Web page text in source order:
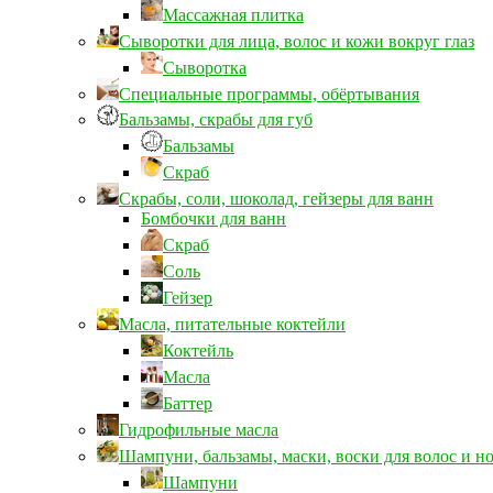
Массажная плитка
Сыворотки для лица, волос и кожи вокруг глаз
Сыворотка
Специальные программы, обёртывания
Бальзамы, скрабы для губ
Бальзамы
Скраб
Скрабы, соли, шоколад, гейзеры для ванн
Бомбочки для ванн
Скраб
Соль
Гейзер
Масла, питательные коктейли
Коктейль
Масла
Баттер
Гидрофильные масла
Шампуни, бальзамы, маски, воски для волос и
Шампуни